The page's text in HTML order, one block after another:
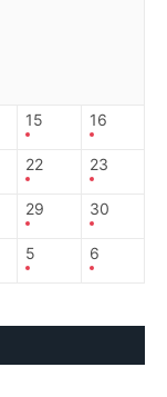
15 16
22 23
29 30
5 6